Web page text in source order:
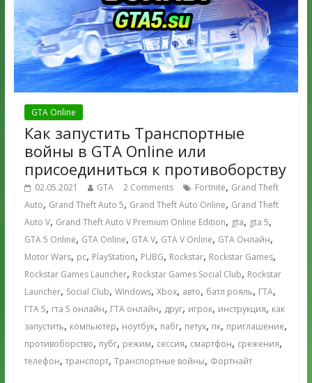
GTA Online
Как запустить Транспортные
войны в GTA Online или
присоединиться к противоборству
02.05.2021 GTA 2 Comments Fortnite, Grand Theft
Auto, Grand Theft Auto 5, Grand Theft Auto Online, Grand Theft
Auto V, Grand Theft Auto V Premium Online Edition, gta, gta 5,
GTA 5 Online, GTA Online, GTA V, GTA V Online, GTA Онлайн,
Motor Wars, pc, PlayStation, PUBG, Rockstar, Rockstar Games,
Rockstar Games Launcher, Rockstar Games Social Club, Rockstar
Launcher, Social Club, Windows, Xbox, авто, батл рояль, ГТА,
ГТА 5, гта 5 онлайн, ГТА онлайн, друг, игрок, инструкция, как
запустить, компьютер, ноутбук, пабг, петух, пк, приглашение,
противоборство, пубг, режим, сессия, смартфон, срежения,
телефон, транспорт, Транспортные войны, Фортнайт